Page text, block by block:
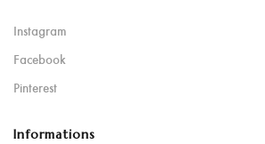
Instagram
Facebook
Pinterest
Informations